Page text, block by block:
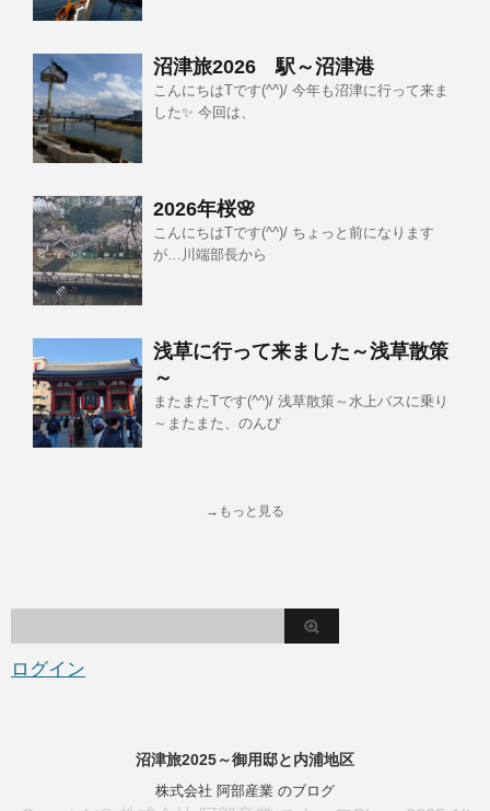
沼津旅2026 駅～沼津港
こんにちはTです(^^)/ 今年も沼津に行って来ま
した✨ 今回は、
2026年桜🌸
こんにちはTです(^^)/ ちょっと前になります
が…川端部長から
浅草に行って来ました～浅草散策
～
またまたTです(^^)/ 浅草散策～水上バスに乗り
～またまた、のんび
→もっと見る
ログイン
沼津旅2025～御用邸と内浦地区
株式会社 阿部産業 のブログ